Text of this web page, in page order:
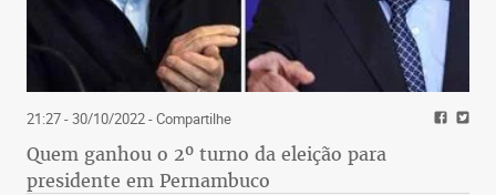
21:27 - 30/10/2022- Compartilhe
Quem ganhou o 2º turno da eleição para
presidente em Pernambuco